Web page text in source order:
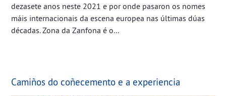
dezasete anos neste 2021 e por onde pasaron os nomes
máis internacionais da escena europea nas últimas dúas
décadas. Zona da Zanfona é o...
Camiños do coñecemento e a experiencia